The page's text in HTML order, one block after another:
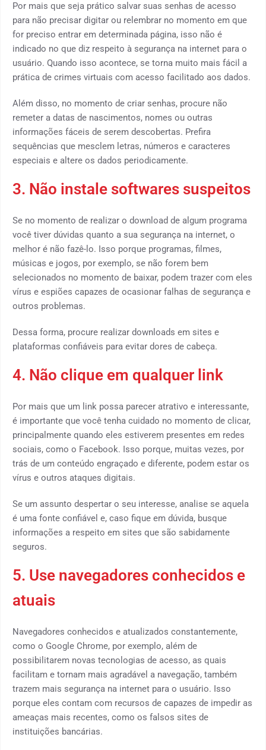
Por mais que seja prático salvar suas senhas de acesso
para não precisar digitar ou relembrar no momento em que
for preciso entrar em determinada página, isso não é
indicado no que diz respeito à segurança na internet para o
usuário. Quando isso acontece, se torna muito mais fácil a
prática de crimes virtuais com acesso facilitado aos dados.
Além disso, no momento de criar senhas, procure não
remeter a datas de nascimentos, nomes ou outras
informações fáceis de serem descobertas. Prefira
sequências que mesclem letras, números e caracteres
especiais e altere os dados periodicamente.
3. Não instale softwares suspeitos
Se no momento de realizar o download de algum programa
você tiver dúvidas quanto a sua segurança na internet, o
melhor é não fazê-lo. Isso porque programas, filmes,
músicas e jogos, por exemplo, se não forem bem
selecionados no momento de baixar, podem trazer com eles
vírus e espiões capazes de ocasionar falhas de segurança e
outros problemas.
Dessa forma, procure realizar downloads em sites e
plataformas confiáveis para evitar dores de cabeça.
4. Não clique em qualquer link
Por mais que um link possa parecer atrativo e interessante,
é importante que você tenha cuidado no momento de clicar,
principalmente quando eles estiverem presentes em redes
sociais, como o Facebook. Isso porque, muitas vezes, por
trás de um conteúdo engraçado e diferente, podem estar os
vírus e outros ataques digitais.
Se um assunto despertar o seu interesse, analise se aquela
é uma fonte confiável e, caso fique em dúvida, busque
informações a respeito em sites que são sabidamente
seguros.
5. Use navegadores conhecidos e
atuais
Navegadores conhecidos e atualizados constantemente,
como o Google Chrome, por exemplo, além de
possibilitarem novas tecnologias de acesso, as quais
facilitam e tornam mais agradável a navegação, também
trazem mais segurança na internet para o usuário. Isso
porque eles contam com recursos de capazes de impedir as
ameaças mais recentes, como os falsos sites de
instituições bancárias.